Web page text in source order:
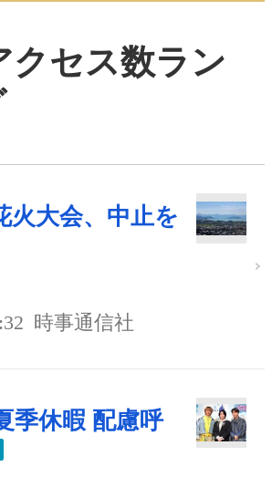
クセス数ラン
火大会、中止を
時事通信社
季休暇 配慮呼